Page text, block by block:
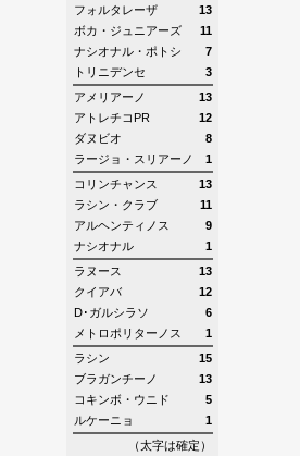
フォルタレーザ
13
ボカ・ジュニアーズ
11
ナシオナル・ポトシ
7
トリニデンセ
3
アメリアーノ
13
アトレチコPR
12
ダヌビオ
8
ラージョ・スリアーノ
1
コリンチャンス
13
ラシン・クラブ
11
アルヘンティノス
9
ナシオナル
1
ラヌース
13
クイアバ
12
D･ガルシラソ
6
メトロポリターノス
1
ラシン
15
ブラガンチーノ
13
コキンボ・ウニド
5
ルケーニョ
1
（太字は確定）